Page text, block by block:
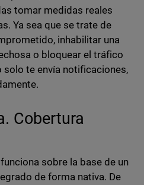
tomar medidas reales
Ya sea que se trate de
inhabilitar una
o bloquear el tráfico
solo te envía notificaciones,
Cobertura
sobre la base de un
de forma nativa. De